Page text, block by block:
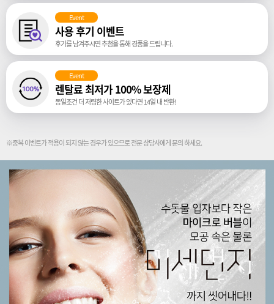
Event
사용 후기 이벤트
후기를 남겨주시면 추첨을 통해 경품을 드립니다.
Event
렌탈료 최저가 100% 보장제
동일조건 더 저렴한 사이트가 있다면 14일 내 반환!
※중복 이벤트가 적용이 되지 않는 경우가 있으므로 전문 상담사에게 문의 하세요.